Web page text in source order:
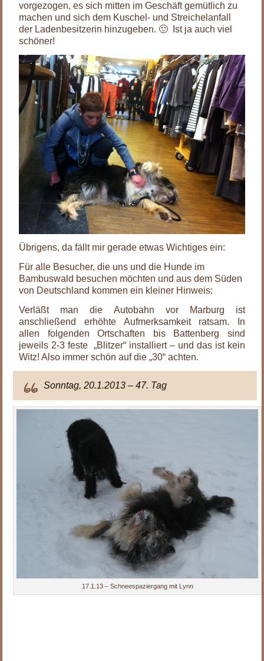
vorgezogen, es sich mitten im Geschäft gemütlich zu
machen und sich dem Kuschel- und Streichelanfall
der Ladenbesitzerin hinzugeben. 🙂 Ist ja auch viel
schöner!
Übrigens, da fällt mir gerade etwas Wichtiges ein:
Für alle Besucher, die uns und die Hunde im
Bambuswald besuchen möchten und aus dem Süden
von Deutschland kommen ein kleiner Hinweis:
Verläßt man die Autobahn vor Marburg ist
anschließend erhöhte Aufmerksamkeit ratsam. In
allen folgenden Ortschaften bis Battenberg sind
jeweils 2-3 feste „Blitzer“ installiert – und das ist kein
Witz! Also immer schön auf die „30“ achten.
Sonntag, 20.1.2013 – 47. Tag
17.1.13 – Schneespaziergang mit Lynn